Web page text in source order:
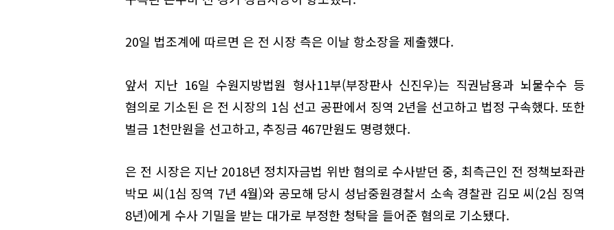
20일 법조계에 따르면 은 전 시장 측은 이날 항소장을 제출했다.
앞서 지난 16일 수원지방법원 형사11부(부장판사 신진우)는 직권남용과 뇌물수수 등
혐의로 기소된 은 전 시장의 1심 선고 공판에서 징역 2년을 선고하고 법정 구속했다. 또한
벌금 1천만원을 선고하고, 추징금 467만원도 명령했다.
은 전 시장은 지난 2018년 정치자금법 위반 혐의로 수사받던 중, 최측근인 전 정책보좌관
박모 씨(1심 징역 7년 4월)와 공모해 당시 성남중원경찰서 소속 경찰관 김모 씨(2심 징역
8년)에게 수사 기밀을 받는 대가로 부정한 청탁을 들어준 혐의로 기소됐다.